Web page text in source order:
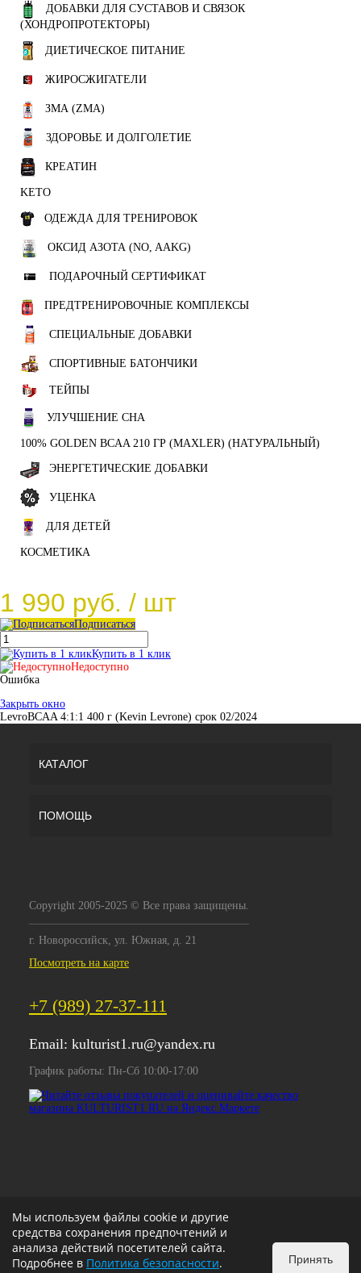
ДОБАВКИ ДЛЯ СУСТАВОВ И СВЯЗОК
(ХОНДРОПРОТЕКТОРЫ)
ДИЕТИЧЕСКОЕ ПИТАНИЕ
ЖИРОСЖИГАТЕЛИ
ЗМА (ZMA)
ЗДОРОВЬЕ И ДОЛГОЛЕТИЕ
КРЕАТИН
KETO
ОДЕЖДА ДЛЯ ТРЕНИРОВОК
ОКСИД АЗОТА (NO, AAKG)
ПОДАРОЧНЫЙ СЕРТИФИКАТ
ПРЕДТРЕНИРОВОЧНЫЕ КОМПЛЕКСЫ
СПЕЦИАЛЬНЫЕ ДОБАВКИ
СПОРТИВНЫЕ БАТОНЧИКИ
ТЕЙПЫ
УЛУЧШЕНИЕ СНА
100% GOLDEN BCAA 210 ГР (MAXLER) (НАТУРАЛЬНЫЙ)
ЭНЕРГЕТИЧЕСКИЕ ДОБАВКИ
УЦЕНКА
ДЛЯ ДЕТЕЙ
КОСМЕТИКА
1 990 руб. / шт
Подписаться
Купить в 1 клик
Недоступно
Ошибка
Закрыть окно
LevroBCAA 4:1:1 400 г (Kevin Levrone) срок 02/2024
КАТАЛОГ
ПОМОЩЬ
Copyright 2005-2025 © Все права защищены.
г. Новороссийск, ул. Южная, д. 21
Посмотреть на карте
+7 (989) 27-37-111
Email: kulturist1.ru@yandex.ru
График работы: Пн-Сб 10:00-17:00
Мы используем файлы cookie и другие
средства сохранения предпочтений и
анализа действий посетителей сайта.
Подробнее в Политика безопасности.
Принять